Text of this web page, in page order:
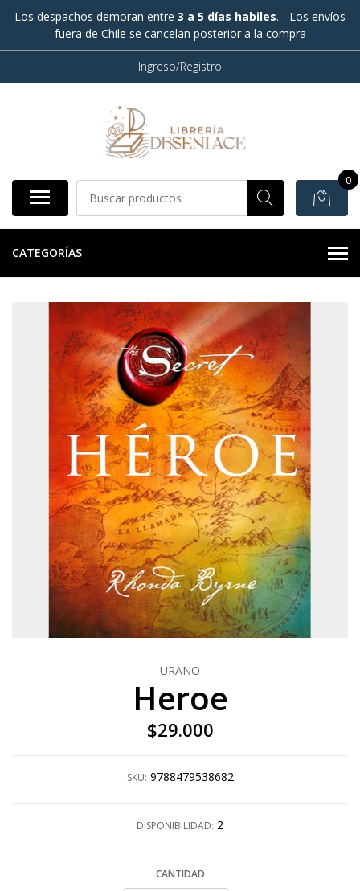
Los despachos demoran entre 3 a 5 días habiles. - Los envíos
fuera de Chile se cancelan posterior a la compra
Ingreso/Registro
0
CATEGORÍAS
URANO
Heroe
$29.000
SKU: 9788479538682
DISPONIBILIDAD: 2
CANTIDAD